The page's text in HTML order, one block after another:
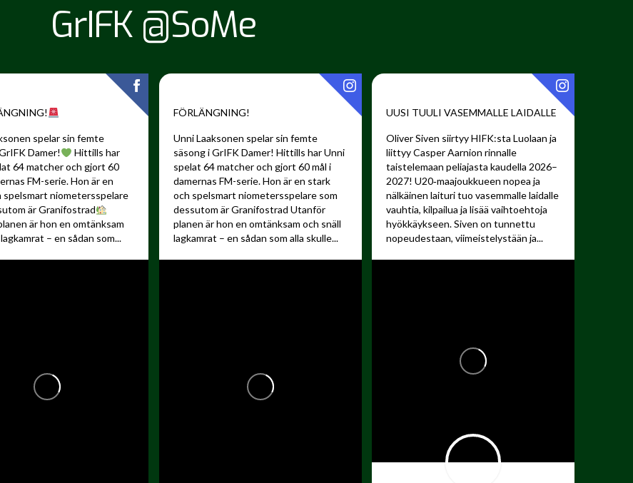
GrIFK @SoMe
spelar sin femte
Damer!
Hittills har
64 matcher och gjort 60
FM-serie. Hon är en
spelsmart niometersspelare
är Granifostrad
är hon en omtänksam
– en sådan som...
FÖRLÄNGNING!
Unni Laaksonen spelar sin femte
säsong i GrIFK Damer! Hittills har Unni
spelat 64 matcher och gjort 60 mål i
damernas FM-serie. Hon är en stark
och spelsmart niometersspelare som
dessutom är Granifostrad Utanför
planen är hon en omtänksam och snäll
lagkamrat – en sådan som alla skulle...
UUSI TUULI VASEMMALLE LAIDALLE ️
Oliver Siven siirtyy HIFK:sta Luolaan ja
liittyy Casper Aarnion rinnalle
taistelemaan peliajasta kaudella 2026–
2027! U20‑maajoukkueen nopea ja
nälkäinen laituri tuo vasemmalle laidalle
vauhtia, kilpailua ja lisää vaihtoehtoja
hyökkäykseen. Siven on tunnettu
nopeudestaan, viimeistelystään ja...